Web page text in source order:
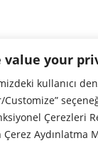
your
Customize”
Çerezleri
Çerez
All Rights Reserved.